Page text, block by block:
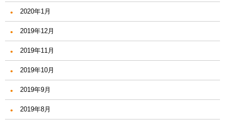
2020年1月
2019年12月
2019年11月
2019年10月
2019年9月
2019年8月